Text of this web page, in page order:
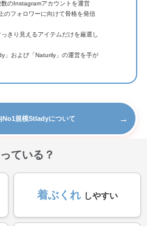
のInstagramアカウントを運営
のフォロワーに向けて骨格を発信
きり見えるアイテムだけを厳選し
」および「Naturily」の運営を手が
No1規模Stladyについて →
ている？
着ぶくれ しやすい